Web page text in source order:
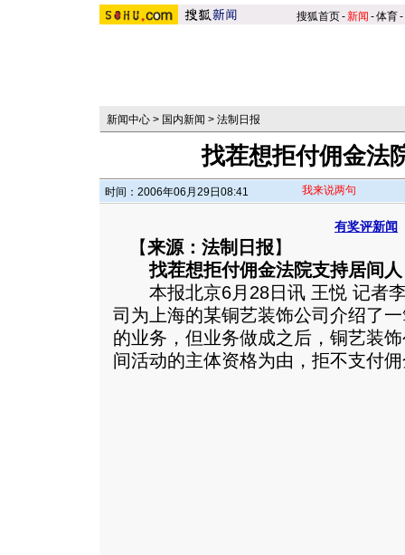
搜狐首页-新闻 -体育-
新闻中心 > 国内新闻 > 法制日报
找茬想拒付佣金法
时间：2006年06月29日08:41 我来说两句
有奖评新闻
【来源：法制日报】
找茬想拒付佣金法院支持居间人
本报北京6月28日讯 王悦 记者李
司为上海的某铜艺装饰公司介绍了
的业务，但业务做成之后，铜艺装
间活动的主体资格为由，拒不支付